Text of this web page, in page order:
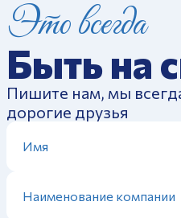
Это всегда
Быть на
Пишите нам, мы
дорогие друзья